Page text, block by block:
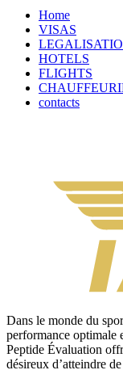
Home
VISAS
HOTELS
FLIGHTS
contacts
Dans le monde du
performance optimale
Peptide Évaluation
désireux d’atteindre